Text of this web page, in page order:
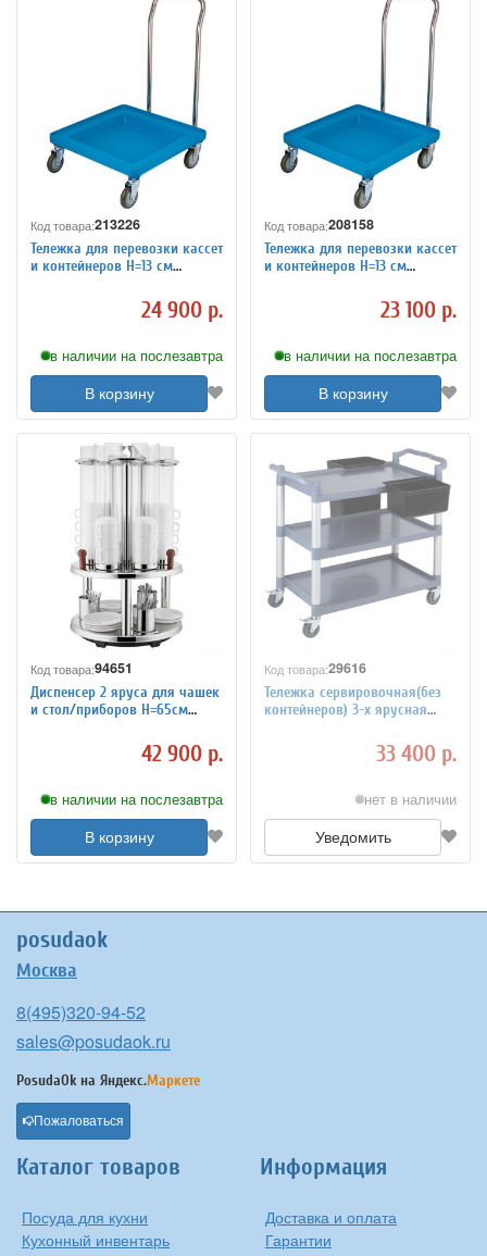
Код товара:213226
Тележка для перевозки кассет
и контейнеров H=13 см
24 900 р.
в наличии на послезавтра
В корзину
Код товара:208158
Тележка для перевозки кассет
и контейнеров H=13 см
23 100 р.
в наличии на послезавтра
В корзину
Код товара:94651
Диспенсер 2 яруса для чашек
и стол/приборов H=65см
42 900 р.
в наличии на послезавтра
В корзину
Код товара:29616
Тележка сервировочная(без
контейнеров) 3-х ярусная
33 400 р.
нет в наличии
Уведомить
posudaok
Москва
8(495)320-94-52
sales@posudaok.ru
PosudaOk на Яндекс.Маркете
Пожаловаться
Каталог товаров
Посуда для кухни
Кухонный инвентарь
Информация
Доставка и оплата
Гарантии